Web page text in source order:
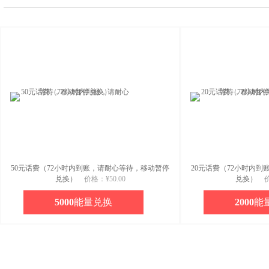
50元话费（72小时内到账，请耐心等待，移动暂停
兑换）
价格： ¥50.00
5000能量兑换
20元话费（72小时内到
兑换）
2000能